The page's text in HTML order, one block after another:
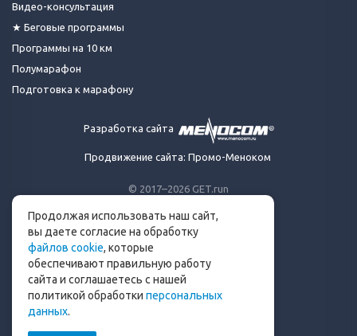
© 2017–2026 GET.run
Сделано с ❤ бегунами
для бегунов
Телеграм-канал Get.run
Беговой чат в Телеграм
info@get.run
Видео-консультация
★ Беговые программы
Программы на 10 км
Полумарафон
Подготовка к марафону
Разработка сайта
Продвижение сайта: Промо-Меноком
Продолжая использовать наш сайт,
вы даете согласие на обработку
файлов cookie, которые
обеспечивают правильную работу
сайта и соглашаетесь с нашей
политикой обработки персональных
данных.